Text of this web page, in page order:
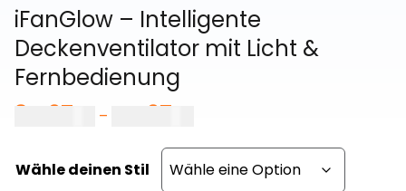
iFanGlow – Intelligente
Deckenventilator mit Licht &
Fernbedienung
34,97
– 44,97
bis
44,97 €
Wähle deinen Stil